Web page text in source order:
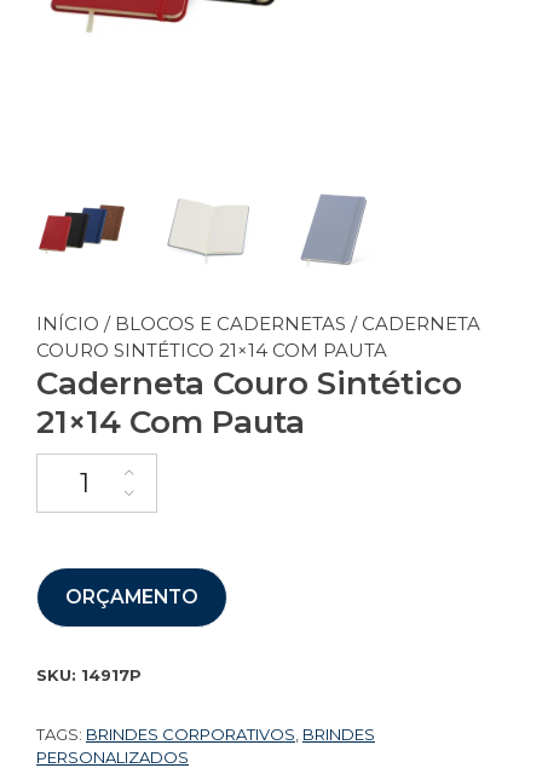
INÍCIO / BLOCOS E CADERNETAS / CADERNETA
COURO SINTÉTICO 21×14 COM PAUTA
Caderneta Couro Sintético
21×14 Com Pauta
ORÇAMENTO
SKU: 14917P
TAGS: BRINDES CORPORATIVOS BRINDES
PERSONALIZADOS